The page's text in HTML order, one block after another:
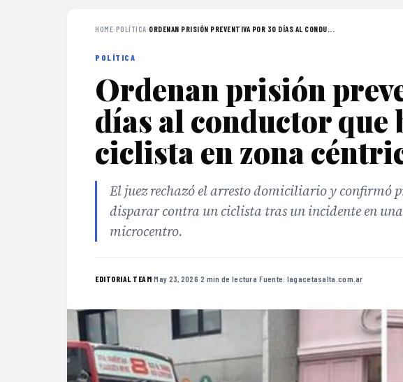
HOME›POLÍTICA›ORDENAN PRISIÓN PREVENTIVA POR 30 DÍAS AL CONDU...
POLÍTICA
Ordenan prisión
días al conductor que
ciclista en zona
El juez rechazó el arresto domiciliario y confirmó
disparar contra un ciclista tras un incidente en
microcentro.
EDITORIAL TEAM·May 23, 2026·2 min de lectura·Fuente: lagacetasalta.com.ar